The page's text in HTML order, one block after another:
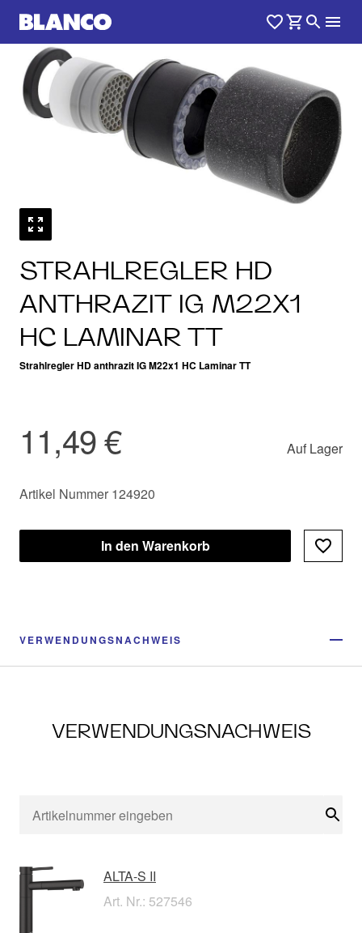
STRAHLREGLER HD
ANTHRAZIT IG M22X1
HC LAMINAR TT
Strahlregler HD anthrazit IG M22x1 HC Laminar TT
11,49 € Auf Lager
Artikel Nummer 124920
In den Warenkorb
VERWENDUNGSNACHWEIS
VERWENDUNGSNACHWEIS
ALTA-S II
Art. Nr.: 527546